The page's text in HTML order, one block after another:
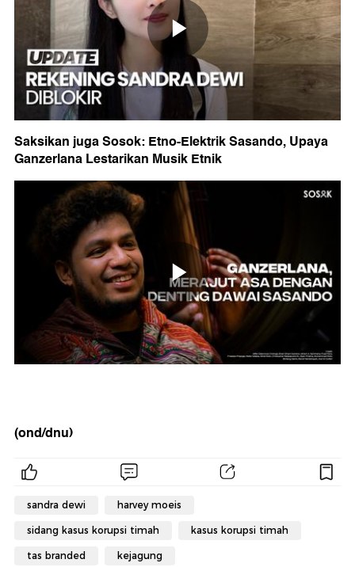
Saksikan juga Sosok: Etno-Elektrik Sasando, Upaya
Ganzerlana Lestarikan Musik Etnik
(ond/dnu)
sandra dewi harvey moeis
sidang kasus korupsi timah kasus korupsi timah
tas branded kejagung